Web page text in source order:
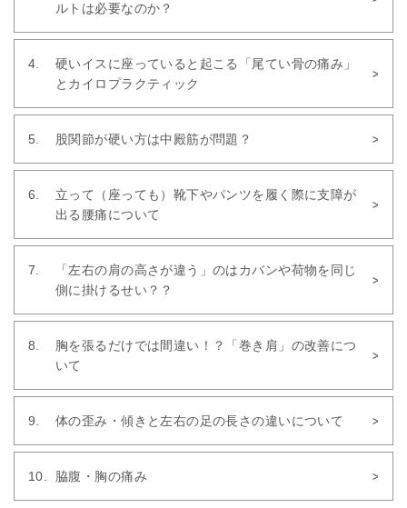
ルトは必要なのか？
硬いイスに座っていると起こる「尾てい骨の痛み」
とカイロプラクティック
股関節が硬い方は中殿筋が問題？
立って（座っても）靴下やパンツを履く際に支障が
出る腰痛について
「左右の肩の高さが違う」のはカバンや荷物を同じ
側に掛けるせい？？
胸を張るだけでは間違い！？「巻き肩」の改善につ
いて
体の歪み・傾きと左右の足の長さの違いについて
脇腹・胸の痛み